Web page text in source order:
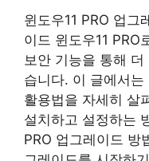
윈도우11 PRO 업그
이드 윈도우11 PRO
보안 기능을 통해
습니다. 이 글에서
활용법을 자세히 살
설치하고 설정하는
PRO 업그레이드 방